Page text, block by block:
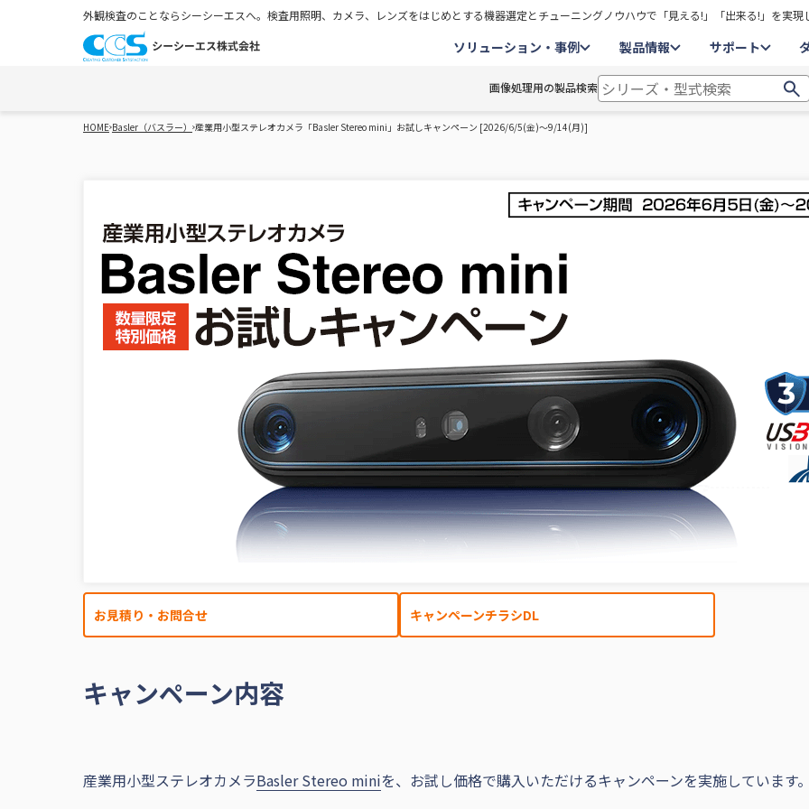
外観検査のことならシーシーエスへ。検査用照明、カメラ、レンズをはじめとする機器選定とチューニングノウハウで「見える!」「出来る!」を実現
ソリューション・事例 製品情報 サポート
画像処理用の製品検索
HOMEBasler（バスラー） 産業用小型ステレオカメラ「Basler Stereo mini」お試しキャンペーン [2026/6/5(金)～9/14(月)]
お見積り・お問合せ キャンペーンチラシDL
キャンペーン内容
産業用小型ステレオカメラBasler Stereo miniを、お試し価格で購入いただけるキャンペーンを実施しています